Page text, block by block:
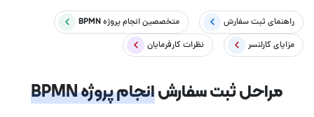
BPMN یک استاندارد بین المللی است که توسط
گروه مدیریت شیء
(OMG) منتشر شده است. از BPMN برای تجزیه و تحلیل، طراحی و
پیاده سازی فرایندهای کسب و کار استفاده فراوان می‌شود. برای انجام
بگیرید. پروژه خود را در فرم همین صفحه ثبت و منتظر پیشنهادات
راهنمای ثبت سفارش متخصصینانجام پروژه BPMN
مزایای کارلنسر
نظرات کارفرمایان
مراحل ثبت سفارشانجام پروژه BPMN